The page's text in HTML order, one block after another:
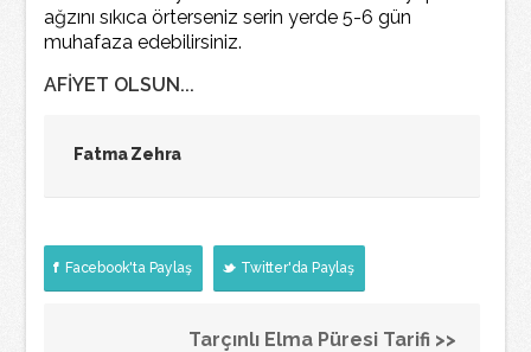
ağzını sıkıca örterseniz serin yerde 5-6 gün
muhafaza edebilirsiniz.
AFİYET OLSUN...
Fatma Zehra
Facebook'ta Paylaş Twitter'da Paylaş
Tarçınlı Elma Püresi Tarifi >>